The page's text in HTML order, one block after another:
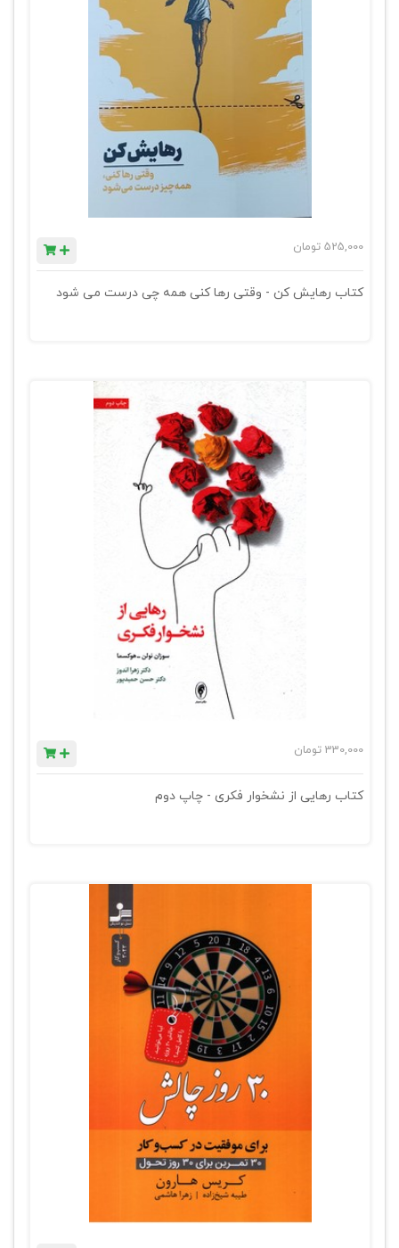
525,000 تومان
کتاب رهایش کن - وقتی رها کنی همه چی درست می شود
330,000 تومان
کتاب رهایی از نشخوار فکری - چاپ دوم